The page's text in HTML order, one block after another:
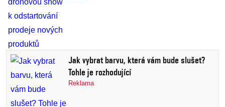
Jak vybrat barvu, která vám bude slušet?
Tohle je rozhodující
Reklama